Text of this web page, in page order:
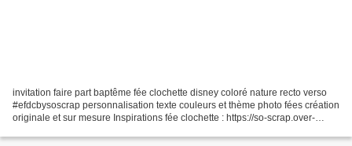
invitation faire part baptême fée clochette disney coloré nature recto verso
#efdcbysoscrap personnalisation texte couleurs et thème photo fées création
originale et sur mesure Inspirations fée clochette : https://so-scrap.over-